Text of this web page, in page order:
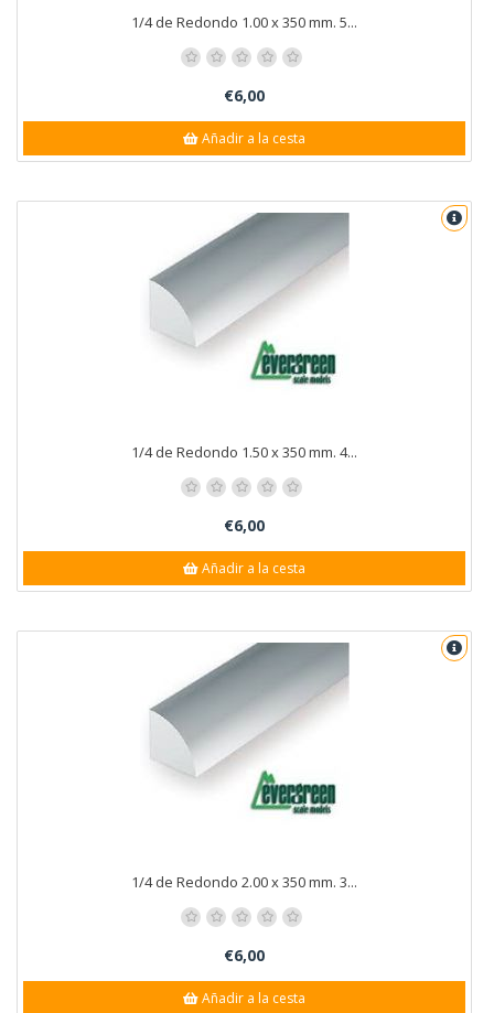
1/4 de Redondo 1.00 x 350 mm. 5...
€6,00
Añadir a la cesta
1/4 de Redondo 1.50 x 350 mm. 4...
€6,00
Añadir a la cesta
1/4 de Redondo 2.00 x 350 mm. 3...
€6,00
Añadir a la cesta